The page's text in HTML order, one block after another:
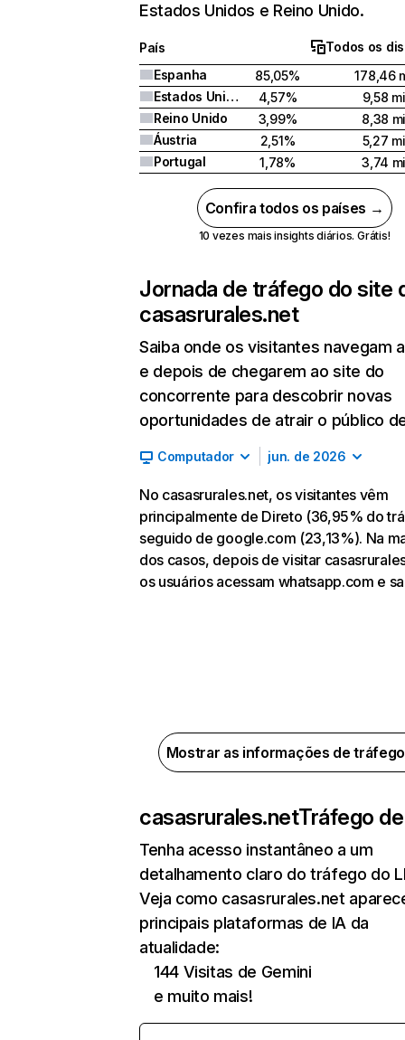
Estados Unidos e Reino Unido.
País
Todos os
Espanha
85,05%
178,46
Estados Unidos
4,57%
9,58
Reino Unido
3,99%
8,38
Áustria
2,51%
5,27
Portugal
1,78% 3,74
Confira todos os países →
10 vezes mais insights diários. Grátis!
Jornada de tráfego do site
casasrurales.net
Saiba onde os visitantes navegam
e depois de chegarem ao site do
concorrente para descobrir novas
oportunidades de atrair o público
Computador jun. de 2026
No casasrurales.net, os visitantes vêm
principalmente de Direto (36,95% do
seguido de google.com (23,13%). Na
dos casos, depois de visitar
os usuários acessam whatsapp.com e
Mostrar as informações de
casasrurales.netTráfego
Tenha acesso instantâneo a um
detalhamento claro do tráfego do
Veja como casasrurales.net
principais plataformas de IA da
atualidade:
144 Visitas de Gemini
e muito mais!